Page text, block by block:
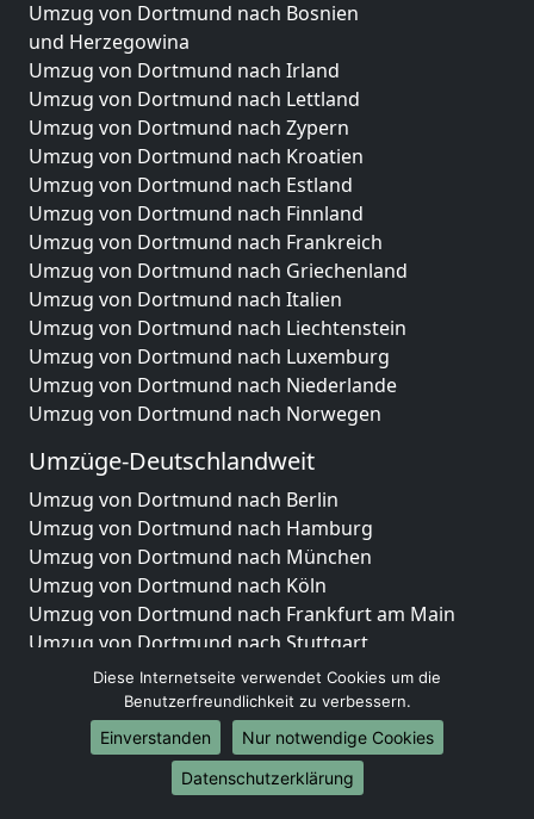
Umzug von Dortmund nach Bosnien
und Herzegowina
Umzug von Dortmund nach Irland
Umzug von Dortmund nach Lettland
Umzug von Dortmund nach Zypern
Umzug von Dortmund nach Kroatien
Umzug von Dortmund nach Estland
Umzug von Dortmund nach Finnland
Umzug von Dortmund nach Frankreich
Umzug von Dortmund nach Griechenland
Umzug von Dortmund nach Italien
Umzug von Dortmund nach Liechtenstein
Umzug von Dortmund nach Luxemburg
Umzug von Dortmund nach Niederlande
Umzug von Dortmund nach Norwegen
Umzüge-Deutschlandweit
Umzug von Dortmund nach Berlin
Umzug von Dortmund nach Hamburg
Umzug von Dortmund nach München
Umzug von Dortmund nach Köln
Umzug von Dortmund nach Frankfurt am Main
Umzug von Dortmund nach Stuttgart
Umzug von Dortmund nach Düsseldorf
Umzug von Dortmund nach Leipzig
Umzug von Dortmund nach Dortmund
Umzug von Dortmund nach Essen
Umzug von Dortmund nach Bremen
Diese Internetseite verwendet Cookies um die
Benutzerfreundlichkeit zu verbessern.
Einverstanden
Nur notwendige Cookies
Datenschutzerklärung